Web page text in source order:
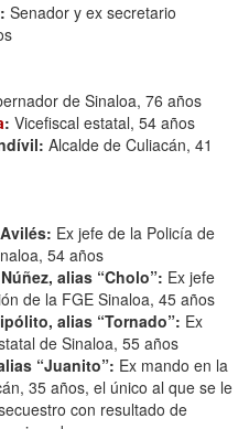
Senador y ex secretario
de Sinaloa, 76 años
: Vicefiscal estatal, 54 años
Alcalde de Culiacán, 41
Ex jefe de la Policía de
54 años
alias “Cholo”: Ex jefe
de la FGE Sinaloa, 45 años
alias “Tornado”: Ex
de Sinaloa, 55 años
“Juanito”: Ex mando en la
35 años, el único al que se le
con resultado de